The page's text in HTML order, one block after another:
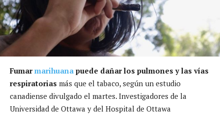
Fumarmarihuana puede dañar los pulmones y las vías
respiratorias más que el tabaco, según un estudio
canadiense divulgado el martes. Investigadores de la
Universidad de Ottawa y del Hospital de Ottawa